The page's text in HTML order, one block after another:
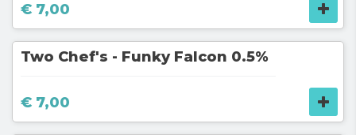
€ 7,00
Two Chef's - Funky Falcon 0.5%
€ 7,00